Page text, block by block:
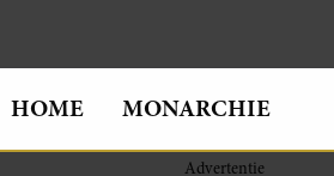
HOME MONARCHIE